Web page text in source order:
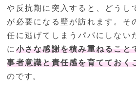
や反抗期に突入すると、どうし
が必要になる壁が訪れます。そ
任に逃げてしまうパパにしない
に 小さな感謝を積み重ねること
事者意識と責任感を育てておく
のです。